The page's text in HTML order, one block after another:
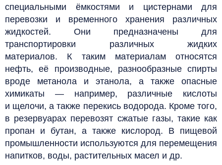
специальными ёмкостями и цистернами для
перевозки и временного хранения различных
жидкостей. Они предназначены для
транспортировки различных жидких
материалов. К таким материалам относятся
нефть, её производные, разнообразные спирты
вроде метанола и этанола, а также опасные
химикаты — например, различные кислоты
и щелочи, а также перекись водорода. Кроме того,
в резервуарах перевозят сжатые газы, такие как
пропан и бутан, а также кислород. В пищевой
промышленности используются для перемещения
напитков, воды, растительных масел и др.